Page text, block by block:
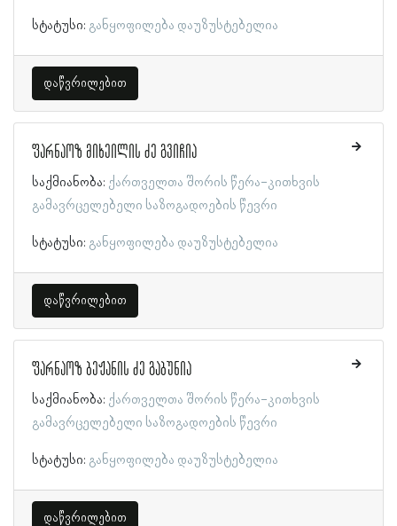
სტატუსი: განყოფილება დაუზუსტებელია
დაწვრილებით
ფარნაოზ მიხეილის ძე გვიჩია
საქმიანობა: ქართველთა შორის წერა-კითხვის
გამავრცელებელი საზოგადოების წევრი
სტატუსი: განყოფილება დაუზუსტებელია
დაწვრილებით
ფარნაოზ ბეჟანის ძე გაბუნია
საქმიანობა: ქართველთა შორის წერა-კითხვის
გამავრცელებელი საზოგადოების წევრი
სტატუსი: განყოფილება დაუზუსტებელია
დაწვრილებით